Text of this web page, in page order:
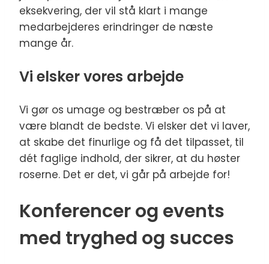
eksekvering, der vil stå klart i mange
medarbejderes erindringer de næste
mange år.
Vi elsker vores arbejde
Vi gør os umage og bestræber os på at
være blandt de bedste. Vi elsker det vi laver,
at skabe det finurlige og få det tilpasset, til
dét faglige indhold, der sikrer, at du høster
roserne. Det er det, vi går på arbejde for!
Konferencer og events
med tryghed og succes